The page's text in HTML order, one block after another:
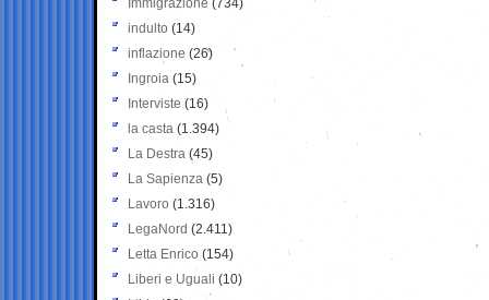
Immigrazione (734)
indulto (14)
inflazione (26)
Ingroia (15)
Interviste (16)
la casta (1.394)
La Destra (45)
La Sapienza (5)
Lavoro (1.316)
LegaNord (2.411)
Letta Enrico (154)
Liberi e Uguali (10)